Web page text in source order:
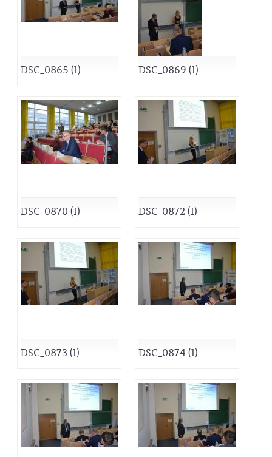
DSC_0865 (1) DSC_0869 (1)
DSC_0870 (1) DSC_0872 (1)
DSC_0873 (1) DSC_0874 (1)